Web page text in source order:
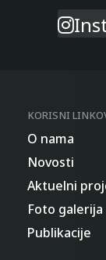
KORISNI
O nama
Novosti
Aktuelni
Foto galerija
Publikacije